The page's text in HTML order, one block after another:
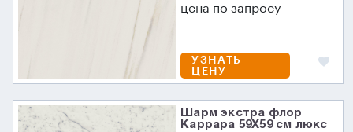
цена по запросу
УЗНАТЬ
ЦЕНУ
Шарм экстра флор
Каррара 59X59 см люкс